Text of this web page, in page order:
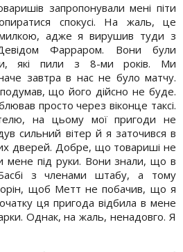
запропонували мені піти
спокусі. На жаль, це
адже я вирушив туди з
Фарраром. Вони були
які пили з 8-ми років. Ми
завтра в нас не було матчу.
що його дійсно не буде.
просто через віконце таксі.
на цьому мої пригоди не
сильний вітер й я заточився в
дверей. Добре, що товариші не
мене під руки. Вони знали, що в
з членами штабу, а тому
щоб Метт не побачив, що я
ця пригода відбила в мене
Однак, на жаль, ненадовго. Я